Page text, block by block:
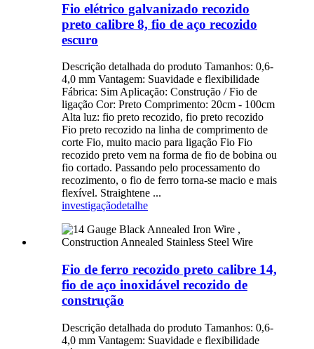
Fio elétrico galvanizado recozido
preto calibre 8, fio de aço recozido
escuro
Descrição detalhada do produto Tamanhos: 0,6-
4,0 mm Vantagem: Suavidade e flexibilidade
Fábrica: Sim Aplicação: Construção / Fio de
ligação Cor: Preto Comprimento: 20cm - 100cm
Alta luz: fio preto recozido, fio preto recozido
Fio preto recozido na linha de comprimento de
corte Fio, muito macio para ligação Fio Fio
recozido preto vem na forma de fio de bobina ou
fio cortado. Passando pelo processamento do
recozimento, o fio de ferro torna-se macio e mais
flexível. Straightene ...
investigaçãodetalhe
Fio de ferro recozido preto calibre 14,
fio de aço inoxidável recozido de
construção
Descrição detalhada do produto Tamanhos: 0,6-
4,0 mm Vantagem: Suavidade e flexibilidade